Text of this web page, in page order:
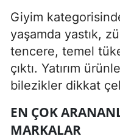
Giyim
yaşamda yastık,
tencere, temel
çıktı. Yatırım
bilezikler dikkat
EN ÇOK
MARKALAR